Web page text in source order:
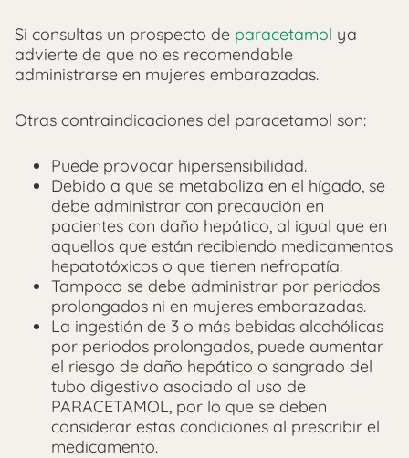
Si consultas un prospecto de paracetamol ya
advierte de que no es recomendable
administrarse en mujeres embarazadas.
Otras contraindicaciones del paracetamol son:
Puede provocar hipersensibilidad.
Debido a que se metaboliza en el hígado, se
debe administrar con precaución en
pacientes con daño hepático, al igual que en
aquellos que están recibiendo medicamentos
hepatotóxicos o que tienen nefropatía.
Tampoco se debe administrar por periodos
prolongados ni en mujeres embara­zadas.
La ingestión de 3 o más bebidas alcohólicas
por periodos prolongados, puede aumentar
el riesgo de daño hepático o sangrado del
tubo digestivo asociado al uso de
PARACETAMOL, por lo que se deben
considerar estas condiciones al prescribir el
medicamento.